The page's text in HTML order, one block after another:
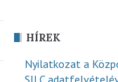
HÍREK
Nyilatkozat a
SILC